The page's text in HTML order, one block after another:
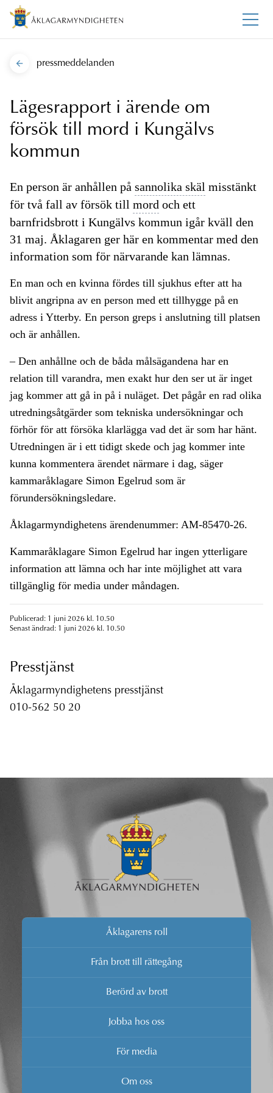
pressmeddelanden
Lägesrapport i ärende om
försök till mord i Kungälvs
kommun
En person är anhållen på sannolika skäl misstänkt
för två fall av försök till mord och ett
barnfridsbrott i Kungälvs kommun igår kväll den
31 maj. Åklagaren ger här en kommentar med den
information som för närvarande kan lämnas.
En man och en kvinna fördes till sjukhus efter att ha
blivit angripna av en person med ett tillhygge på en
adress i Ytterby. En person greps i anslutning till platsen
och är anhållen.
– Den anhållne och de båda målsägandena har en
relation till varandra, men exakt hur den ser ut är inget
jag kommer att gå in på i nuläget. Det pågår en rad olika
utredningsåtgärder som tekniska undersökningar och
förhör för att försöka klarlägga vad det är som har hänt.
Utredningen är i ett tidigt skede och jag kommer inte
kunna kommentera ärendet närmare i dag, säger
kammaråklagare Simon Egelrud som är
förundersökningsledare.
Åklagarmyndighetens ärendenummer: AM-85470-26.
Kammaråklagare Simon Egelrud har ingen ytterligare
information att lämna och har inte möjlighet att vara
tillgänglig för media under måndagen.
Publicerad: 1 juni 2026 kl. 10.50
Senast ändrad: 1 juni 2026 kl. 10.50
Presstjänst
Åklagarmyndighetens presstjänst
010-562 50 20
Åklagarens roll
Från brott till rättegång
Berörd av brott
Jobba hos oss
För media
Om oss